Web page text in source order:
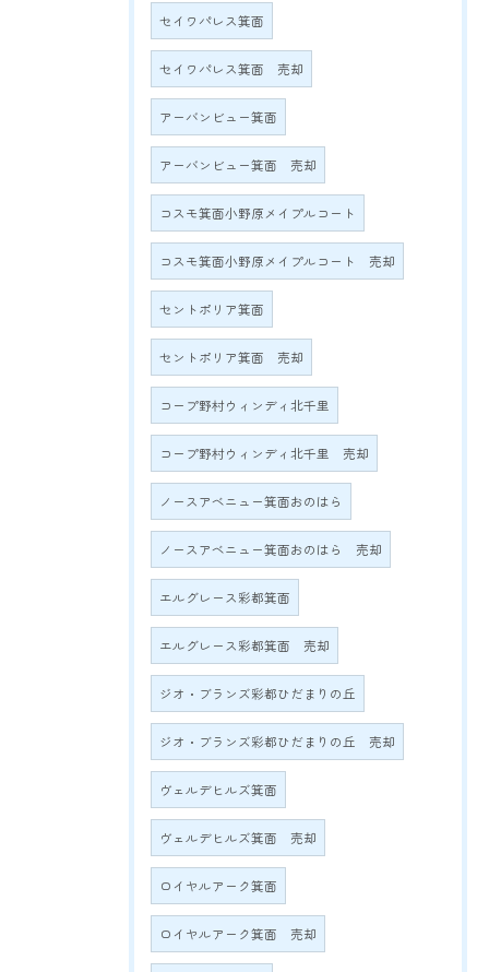
セイワパレス箕面
セイワパレス箕面 売却
アーバンビュー箕面
アーバンビュー箕面 売却
コスモ箕面小野原メイプルコート
コスモ箕面小野原メイプルコート 売却
セントポリア箕面
セントポリア箕面 売却
コープ野村ウィンディ北千里
コープ野村ウィンディ北千里 売却
ノースアベニュー箕面おのはら
ノースアベニュー箕面おのはら 売却
エルグレース彩都箕面
エルグレース彩都箕面 売却
ジオ・ブランズ彩都ひだまりの丘
ジオ・ブランズ彩都ひだまりの丘 売却
ヴェルデヒルズ箕面
ヴェルデヒルズ箕面 売却
ロイヤルアーク箕面
ロイヤルアーク箕面 売却